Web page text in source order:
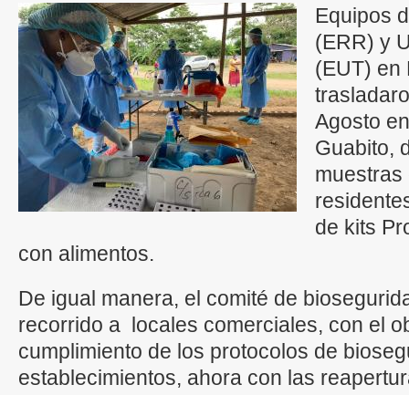
Equipos
(ERR) y
(EUT) en
Agosto
Guabito,
muestras
de kits
con alimentos.
De igual manera, el comité de
recorrido a locales comerciales, con el
cumplimiento de los protocolos de
establecimientos, ahora con las